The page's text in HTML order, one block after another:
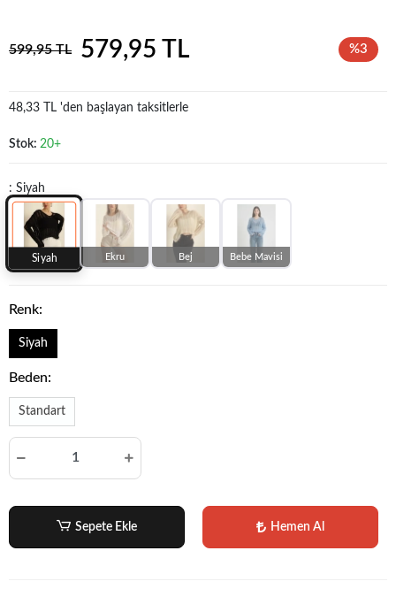
599,95 TL 579,95 TL %3
48,33 TL 'den başlayan taksitlerle
Stok: 20+
: Siyah
Siyah Ekru Bej Bebe Mavisi
Renk:
Siyah
Beden:
Standart
Sepete Ekle Hemen Al